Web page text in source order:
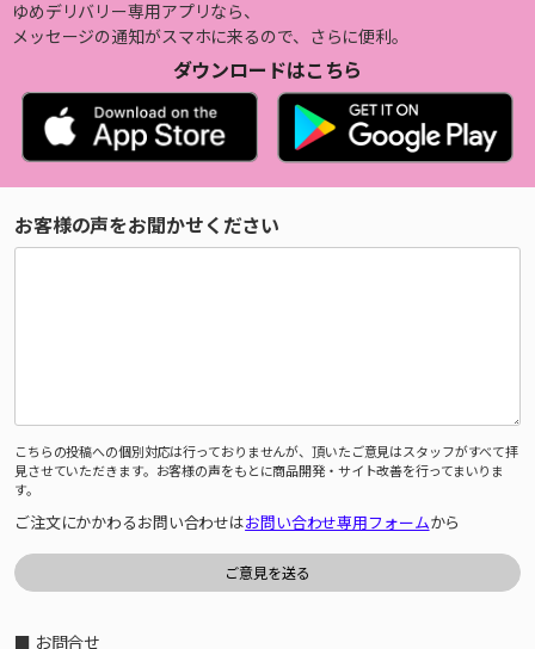
ゆめデリバリー専用アプリなら、
メッセージの通知がスマホに来るので、さらに便利。
ダウンロードはこちら
お客様の声をお聞かせください
こちらの投稿への個別対応は行っておりませんが、頂いたご意見はスタッフがすべて拝
見させていただきます。お客様の声をもとに商品開発・サイト改善を行ってまいりま
す。
ご注文にかかわるお問い合わせはお問い合わせ専用フォームから
■ お問合せ